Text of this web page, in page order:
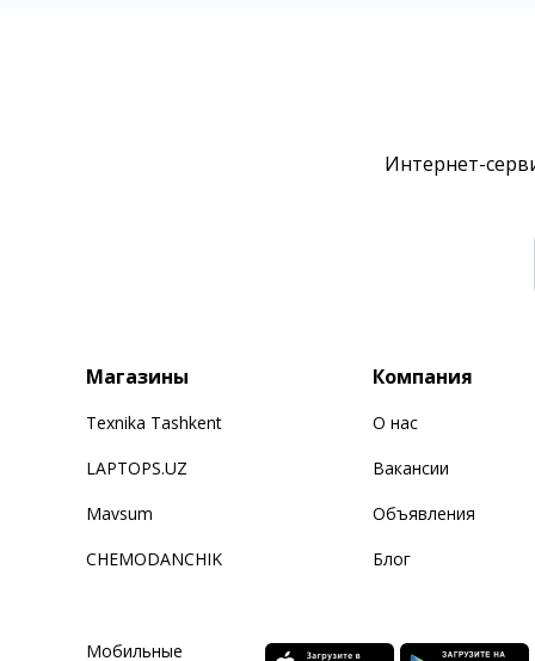
Интернет-
Магазины
Texnika Tashkent
LAPTOPS.UZ
Mavsum
CHEMODANCHIK
Компания
О нас
Вакансии
Объявления
Блог
Мобильные